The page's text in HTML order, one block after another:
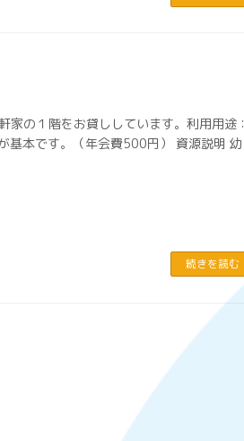
家の１階をお貸ししています。利用用途：
基本です。（年会費500円） 資源説明 幼
続きを読む